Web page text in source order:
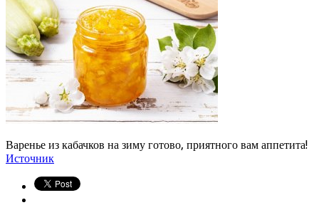
Варенье из кабачков на зиму готово, приятного вам аппетита!
Источник